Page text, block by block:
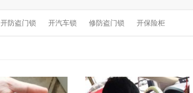
开防盗门锁 开汽车锁 修防盗门锁 开保险柜